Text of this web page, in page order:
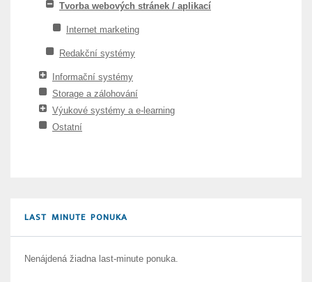
Tvorba webových stránek / aplikací
Internet marketing
Redakční systémy
Informační systémy
Storage a zálohování
Výukové systémy a e-learning
Ostatní
LAST MINUTE PONUKA
Nenájdená žiadna last-minute ponuka.